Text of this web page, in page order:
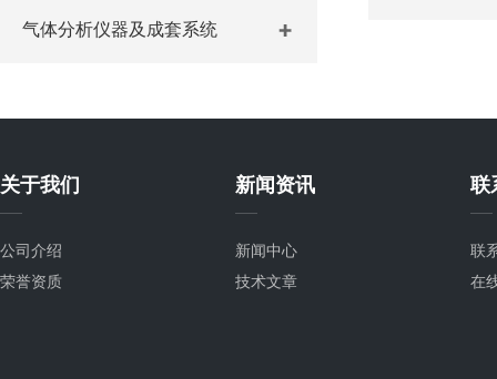
气体分析仪器及成套系统
关于我们
公司介绍
荣誉资质
新闻资讯
新闻中心
技术文章
联
联
在